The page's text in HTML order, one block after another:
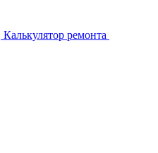
Калькулятор ремонта